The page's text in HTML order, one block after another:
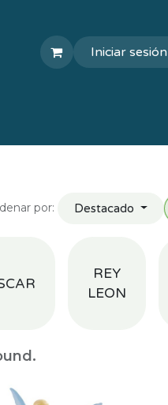
Iniciar sesión
por: Destacado
REY
LEON